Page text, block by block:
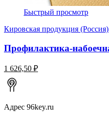
Быстрый просмотр
Кировская продукция
Профилактика-
1 626,50 ₽
Адрес 96key.ru